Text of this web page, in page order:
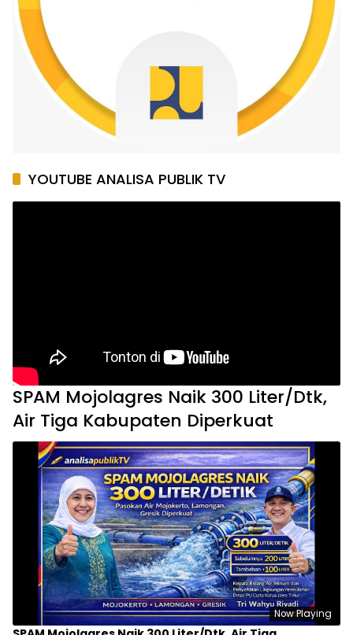
YOUTUBE ANALISA PUBLIK TV
SPAM Mojolagres Naik 300 Liter/Dtk,
Air Tiga Kabupaten Diperkuat
Now Playing